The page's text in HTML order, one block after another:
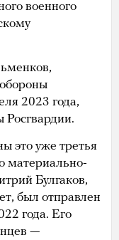
военного
2023 года,
Росгвардии.
это уже третья
материально-
Булгаков,
был отправлен
года. Его
—